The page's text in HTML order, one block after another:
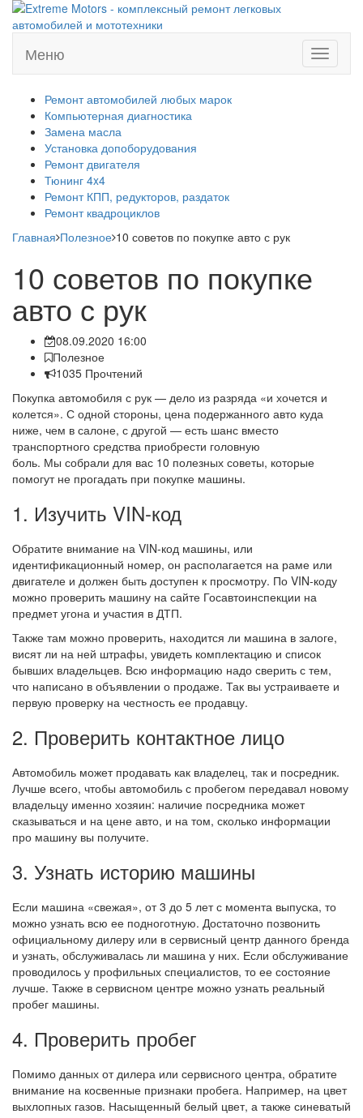
Меню
Меню
Ремонт автомобилей любых марок
Компьютерная диагностика
Замена масла
Установка допоборудования
Ремонт двигателя
Тюнинг 4x4
Ремонт КПП, редукторов, раздаток
Ремонт квадроциклов
Главная Полезное 10 советов по покупке авто с рук
10 советов по покупке
авто с рук
08.09.2020 16:00
Полезное
1035 Прочтений
Покупка автомобиля с рук — дело из разряда «и хочется и
колется». С одной стороны, цена подержанного авто куда
ниже, чем в салоне, с другой — есть шанс вместо
транспортного средства приобрести головную
боль. Мы собрали для вас 10 полезных советы, которые
помогут не прогадать при покупке машины.
1. Изучить VIN-код
Обратите внимание на VIN-код машины, или
идентификационный номер, он располагается на раме или
двигателе и должен быть доступен к просмотру. По VIN-коду
можно проверить машину на сайте Госавтоинспекции на
предмет угона и участия в ДТП.
Также там можно проверить, находится ли машина в залоге,
висят ли на ней штрафы, увидеть комплектацию и список
бывших владельцев. Всю информацию надо сверить с тем,
что написано в объявлении о продаже. Так вы устраиваете и
первую проверку на честность ее продавцу.
2. Проверить контактное лицо
Автомобиль может продавать как владелец, так и посредник.
Лучше всего, чтобы автомобиль с пробегом передавал новому
владельцу именно хозяин: наличие посредника может
сказываться и на цене авто, и на том, сколько информации
про машину вы получите.
3. Узнать историю машины
Если машина «свежая», от 3 до 5 лет с момента выпуска, то
можно узнать всю ее подноготную. Достаточно позвонить
официальному дилеру или в сервисный центр данного бренда
и узнать, обслуживалась ли машина у них. Если обслуживание
проводилось у профильных специалистов, то ее состояние
лучше. Также в сервисном центре можно узнать реальный
пробег машины.
4. Проверить пробег
Помимо данных от дилера или сервисного центра, обратите
внимание на косвенные признаки пробега. Например, на цвет
выхлопных газов. Насыщенный белый цвет, а также синеватый